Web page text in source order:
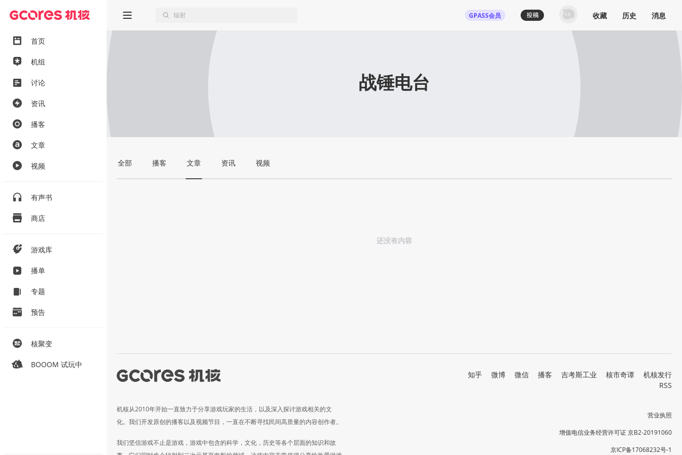
首页
机组
讨论
资讯
播客
文章
视频
有声书
商店
游戏库
播单
专题
预告
核聚变
BOOOM 试玩中
GPASS会员 收藏 历史 消息
战锤电台
全部 播客 文章 资讯 视频
还没有内容
机核从2010年开始一直致力于分享游戏玩家的生活，以及深入探讨游戏相关的文
化。我们开发原创的播客以及视频节目，一直在不断寻找民间高质量的内容创作者。
我们坚信游戏不止是游戏，游戏中包含的科学，文化，历史等各个层面的知识和故
知乎 微博 微信 播客 吉考斯工业 核市奇谭
机核发行
RSS
营业执照
增值电信业务经营许可证 京B2-20191060
京ICP备17068232号-1